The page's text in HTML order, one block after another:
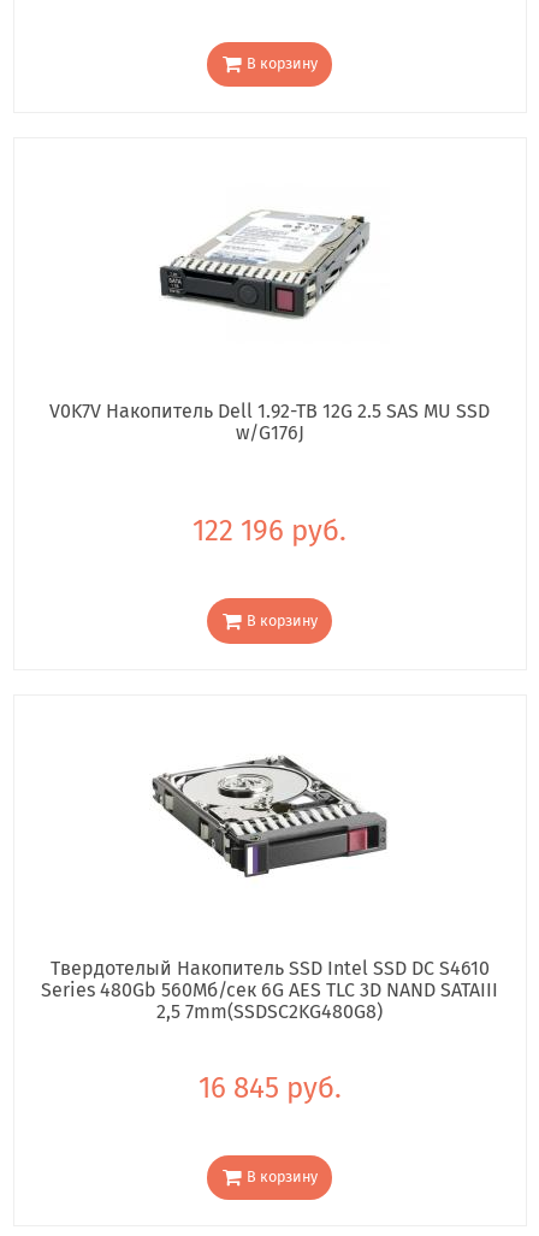
В корзину
V0K7V Накопитель Dell 1.92-TB 12G 2.5 SAS MU SSD
w/G176J
122 196 руб.
В корзину
Твердотелый Накопитель SSD Intel SSD DC S4610
Series 480Gb 560Мб/сек 6G AES TLC 3D NAND SATAIII
2,5 7mm(SSDSC2KG480G8)
16 845 руб.
В корзину